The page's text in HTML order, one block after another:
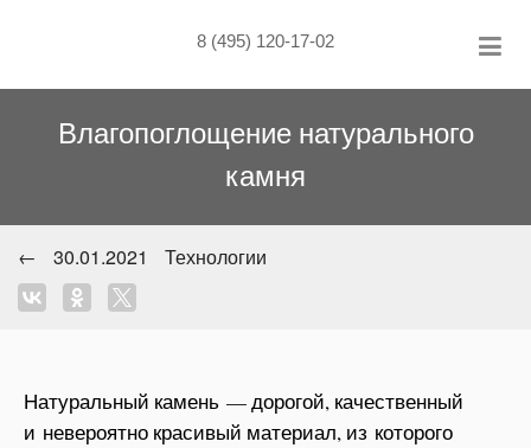
8 (495) 120-17-02
Влагопоглощение натурального
камня
← 30.01.2021 Технологии
Натуральный камень — дорогой, качественный
и невероятно красивый материал, из которого